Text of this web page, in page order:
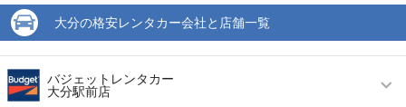
大分の格安レンタカー会社と店舗一覧
バジェットレンタカー
大分駅前店